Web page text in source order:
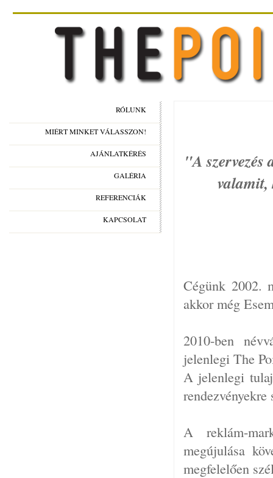
RÓLUNK
MIÉRT MINKET VÁLASSZON!
AJÁNLATKÉRÉS
GALÉRIA
REFERENCIÁK
KAPCSOLAT
"A szervezés
valamit,
Cégünk 2002.
akkor még
2010-ben
jelenlegi The
A jelenlegi
A reklám-
megújulása
megfelelően